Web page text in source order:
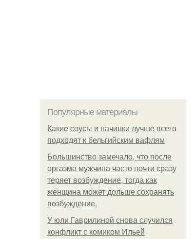
Популярные материалы
Какие соусы и начинки лучше всего
подходят к бельгийским вафлям
Большинство замечало, что после
оргазма мужчина часто почти сразу
теряет возбуждение, тогда как
женщина может дольше сохранять
возбуждение.
У юли Гаврилиной снова случился
конфликт с комиком Ильей